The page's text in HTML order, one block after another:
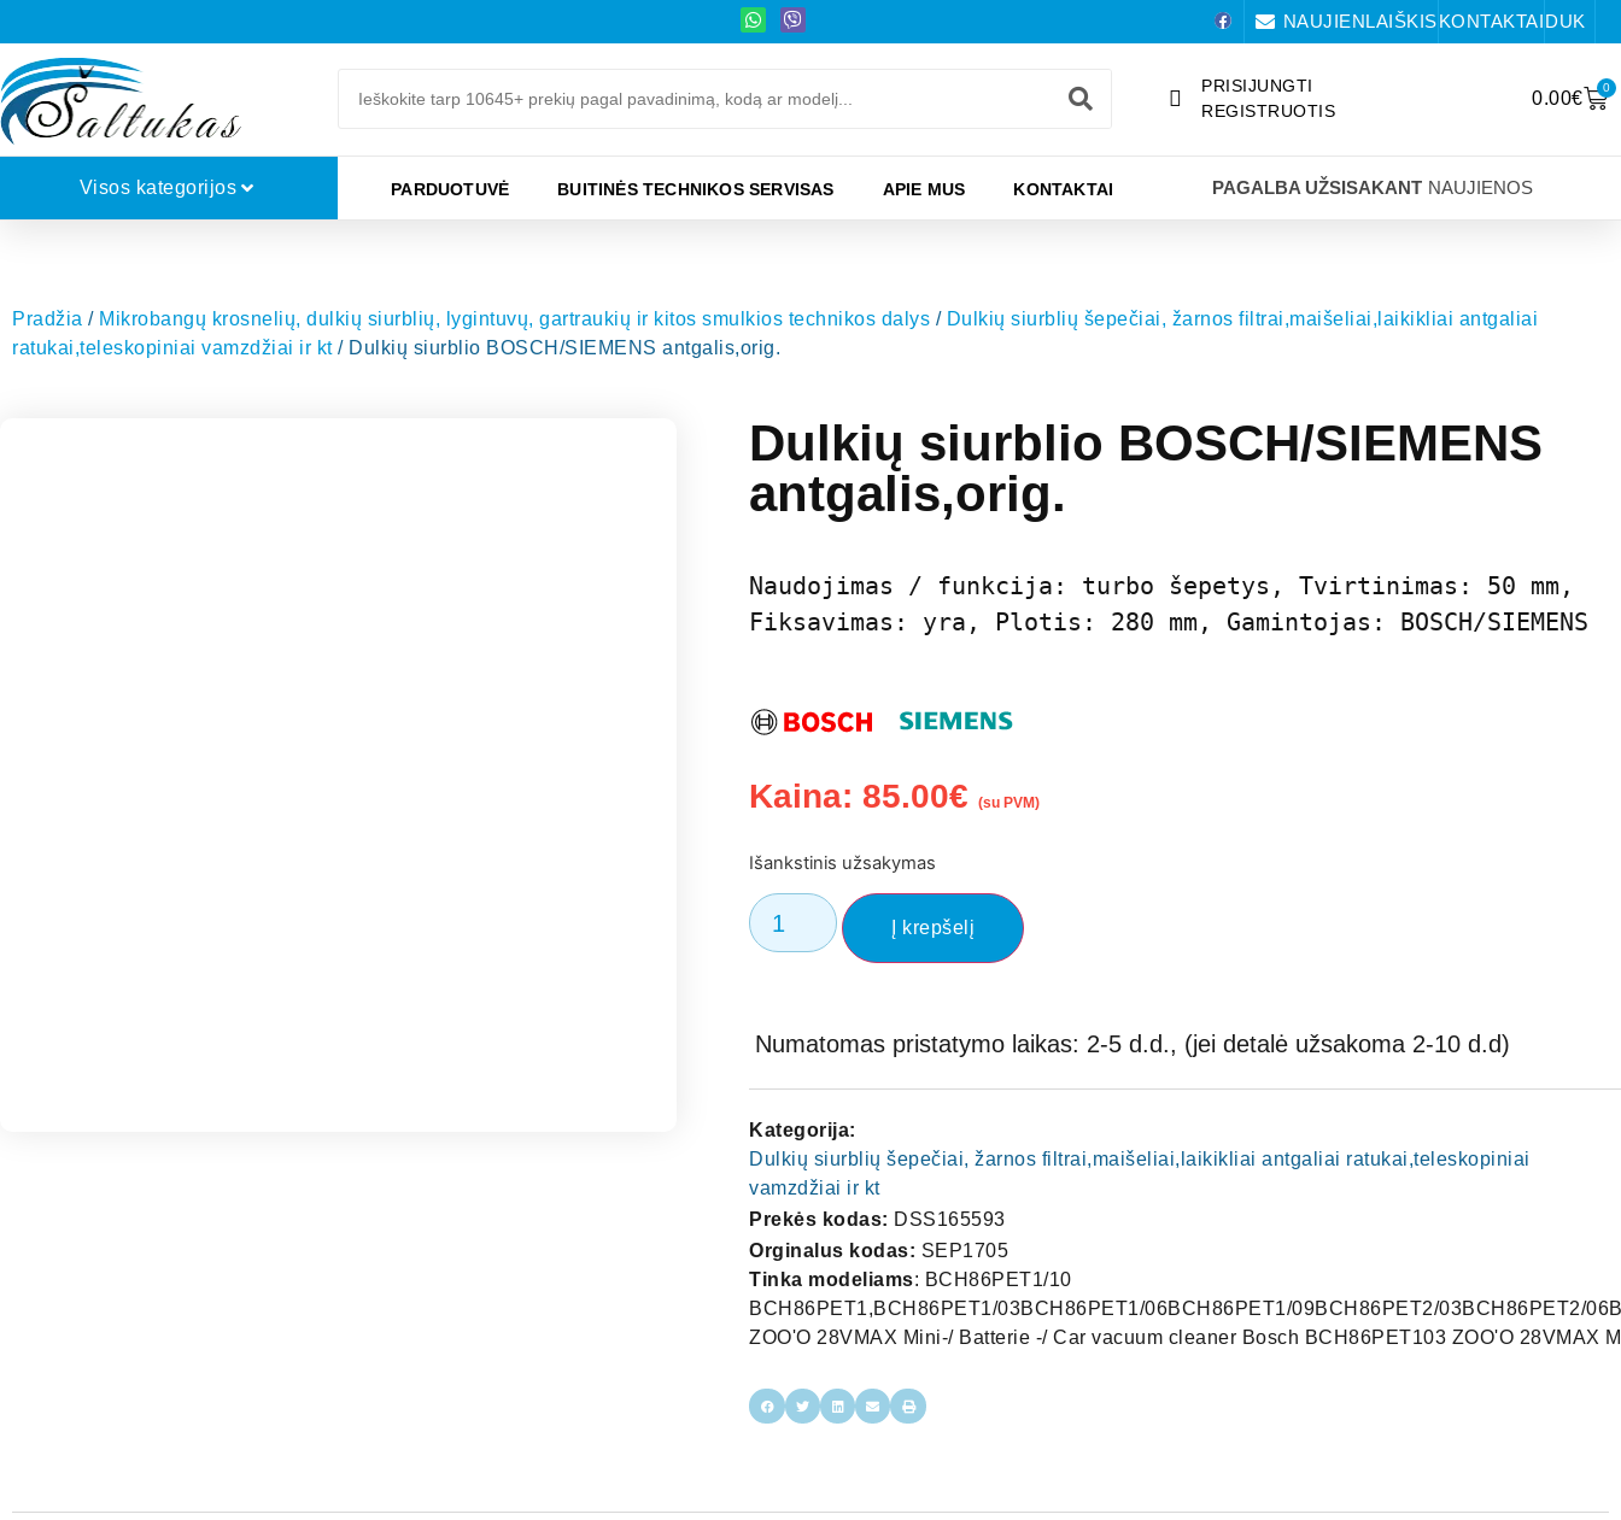
NAUJIENLAIŠKISKONTAKTAIDUK
PRISIJUNGTI
REGISTRUOTIS
0.00€
0
Visos kategorijos PARDUOTUVĖ BUITINĖS TECHNIKOS SERVISAS APIE MUS KONTAKTAI PAGALBA UŽSISAKANT NAUJIENOS
Pradžia / Mikrobangų krosnelių, dulkių siurblių, lygintuvų, gartraukių ir kitos smulkios technikos dalys / Dulkių siurblių šepečiai, žarnos filtrai,maišeliai,laikikliai antgaliai
ratukai,teleskopiniai vamzdžiai ir kt/ Dulkių siurblio BOSCH/SIEMENS antgalis,orig.
Dulkių siurblio BOSCH/SIEMENS
antgalis,orig.
Naudojimas / funkcija: turbo šepetys, Tvirtinimas: 50 mm,
Fiksavimas: yra, Plotis: 280 mm, Gamintojas: BOSCH/SIEMENS
Kaina: 85.00€ (su PVM)
Išankstinis užsakymas
Į krepšelį
Numatomas pristatymo laikas: 2-5 d.d., (jei detalė užsakoma 2-10 d.d)
Kategorija:
Dulkių siurblių šepečiai, žarnos filtrai,maišeliai,laikikliai antgaliai ratukai,teleskopiniai
vamzdžiai ir kt
Prekės kodas: DSS165593
Orginalus kodas: SEP1705
Tinka modeliams: BCH86PET1/10
BCH86PET1,BCH86PET1/03BCH86PET1/06BCH86PET1/09BCH86PET2/03BCH86PET2/
ZOO'O 28VMAX Mini-/ Batterie -/ Car vacuum cleaner Bosch BCH86PET103 ZOO'O